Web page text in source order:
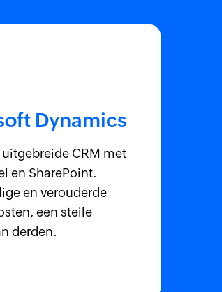
Dynamics
CRM met
en SharePoint.
en verouderde
een steile
derden.